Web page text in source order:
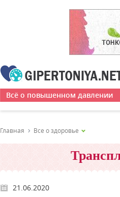
Всё о повышенном давлении
Главная Все о здоровье
21.06.2020